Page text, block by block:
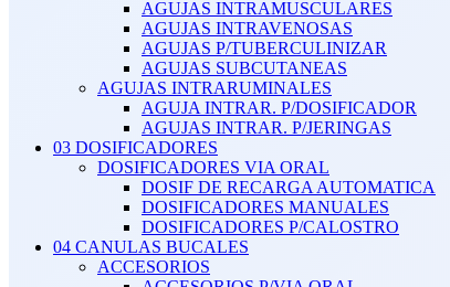
AGUJAS INTRAMUSCULARES
AGUJAS INTRAVENOSAS
AGUJAS P/TUBERCULINIZAR
AGUJAS SUBCUTANEAS
AGUJAS INTRARUMINALES
AGUJA INTRAR. P/DOSIFICADOR
AGUJAS INTRAR. P/JERINGAS
03 DOSIFICADORES
DOSIFICADORES VIA ORAL
DOSIF DE RECARGA AUTOMATICA
DOSIFICADORES MANUALES
DOSIFICADORES P/CALOSTRO
04 CANULAS BUCALES
ACCESORIOS